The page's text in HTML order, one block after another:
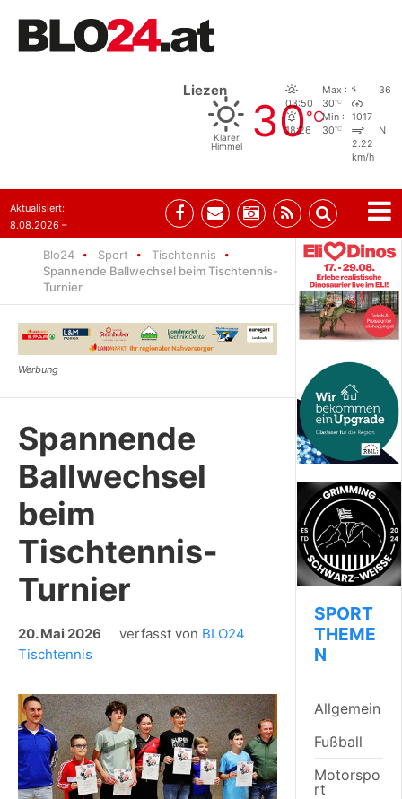
Liezen
Klarer
Himmel
30°C
03:50
18:26
Max :
30°C
Min :
30°C
36
1017
N
2.22
km/h
Aktualisiert:
8.08.2026 –
Blo24 Sport
Tischtennis
Spannende Ballwechsel beim Tischtennis-
Turnier
Spannende
Ballwechsel
beim
Tischtennis-
Turnier
20. Mai 2026 verfasst von BLO24
Tischtennis
SPORT
THEME
N
Allgemein
Fußball
Motorspo
rt